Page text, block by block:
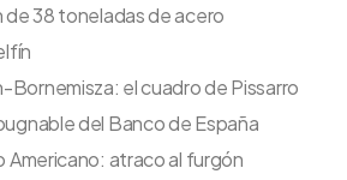
de 38 toneladas de acero
Bornemisza: el cuadro de Pissarro
del Banco de España
Americano: atraco al furgón